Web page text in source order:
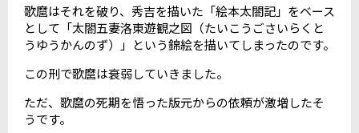
歌麿はそれを破り、秀吉を描いた「絵本太閤記」をベース
として「太閤五妻洛東遊観之図（たいこうごさいらくと
うゆうかんのず）」という錦絵を描いてしまったのです。
この刑で歌麿は衰弱していきました。
ただ、歌麿の死期を悟った版元からの依頼が激増したそ
うです。